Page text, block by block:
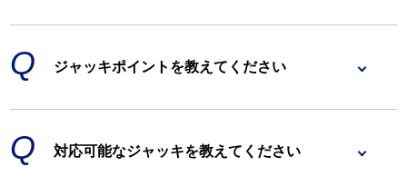
ジャッキポイントを教えてください
対応可能なジャッキを教えてください